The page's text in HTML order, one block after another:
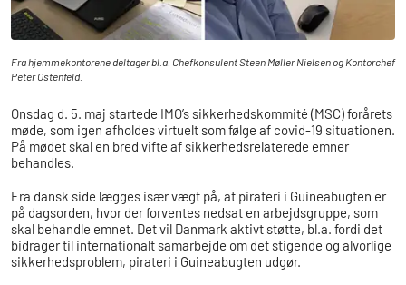
Fra hjemmekontorene deltager bl.a. Chefkonsulent Steen Møller Nielsen og Kontorchef
Peter Ostenfeld.
Onsdag d. 5. maj startede IMO’s sikkerhedskommité (MSC) forårets
møde, som igen afholdes virtuelt som følge af covid-19 situationen.
På mødet skal en bred vifte af sikkerhedsrelaterede emner
behandles.
Fra dansk side lægges især vægt på, at pirateri i Guineabugten er
på dagsorden, hvor der forventes nedsat en arbejdsgruppe, som
skal behandle emnet. Det vil Danmark aktivt støtte, bl.a. fordi det
bidrager til internationalt samarbejde om det stigende og alvorlige
sikkerhedsproblem, pirateri i Guineabugten udgør.